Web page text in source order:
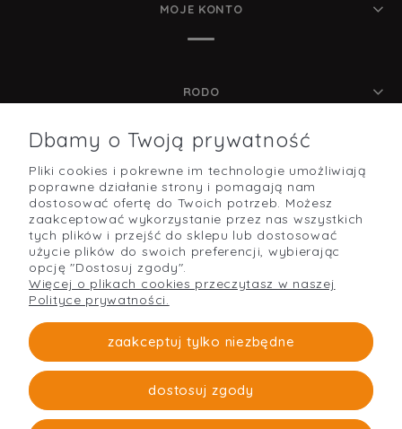
MOJE KONTO
RODO
POMOC
O NAS
PŁATNOŚCI I DOSTAWA
Strefabudowy
Dbamy o Twoją prywatność
Pliki cookies i pokrewne im technologie umożliwiają
poprawne działanie strony i pomagają nam
dostosować ofertę do Twoich potrzeb. Możesz
zaakceptować wykorzystanie przez nas wszystkich
tych plików i przejść do sklepu lub dostosować
użycie plików do swoich preferencji, wybierając
opcję "Dostosuj zgody".
Więcej o plikach cookies przeczytasz w naszej
Polityce prywatności.
zaakceptuj tylko niezbędne
dostosuj zgody